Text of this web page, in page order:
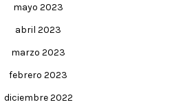
mayo 2023
abril 2023
marzo 2023
febrero 2023
diciembre 2022